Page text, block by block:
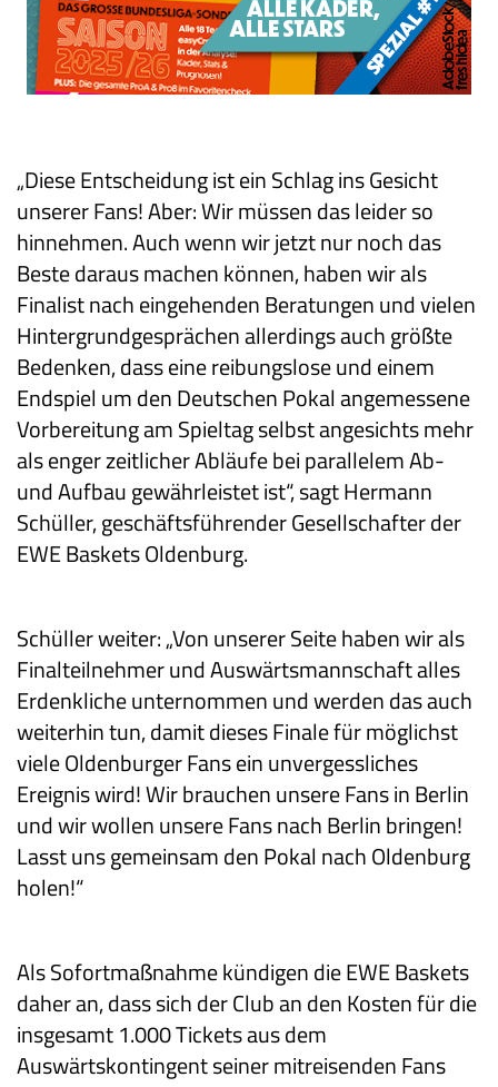
„Diese Entscheidung ist ein Schlag ins Gesicht
unserer Fans! Aber: Wir müssen das leider so
hinnehmen. Auch wenn wir jetzt nur noch das
Beste daraus machen können, haben wir als
Finalist nach eingehenden Beratungen und vielen
Hintergrundgesprächen allerdings auch größte
Bedenken, dass eine reibungslose und einem
Endspiel um den Deutschen Pokal angemessene
Vorbereitung am Spieltag selbst angesichts mehr
als enger zeitlicher Abläufe bei parallelem Ab-
und Aufbau gewährleistet ist“, sagt Hermann
Schüller, geschäftsführender Gesellschafter der
EWE Baskets Oldenburg.
Schüller weiter: „Von unserer Seite haben wir als
Finalteilnehmer und Auswärtsmannschaft alles
Erdenkliche unternommen und werden das auch
weiterhin tun, damit dieses Finale für möglichst
viele Oldenburger Fans ein unvergessliches
Ereignis wird! Wir brauchen unsere Fans in Berlin
und wir wollen unsere Fans nach Berlin bringen!
Lasst uns gemeinsam den Pokal nach Oldenburg
holen!“
Als Sofortmaßnahme kündigen die EWE Baskets
daher an, dass sich der Club an den Kosten für die
insgesamt 1.000 Tickets aus dem
Auswärtskontingent seiner mitreisenden Fans